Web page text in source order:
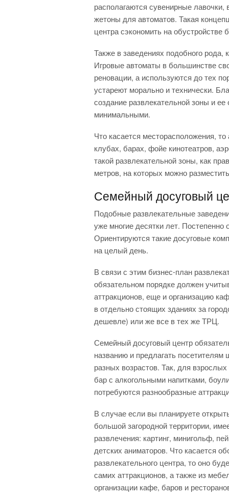
располагаются сувенирные
жетоны для автоматов. Такая
центра сэкономить на обустройстве
Также в заведениях подобного рода,
Игровые автоматы в большинстве
реновации, а используются до тех
устареют морально и технически.
создание развлекательной зоны и
минимальными.
Что касается месторасположения,
клубах, барах, фойе кинотеатров,
такой развлекательной зоны, как
метров, на которых можно
Семейный досуговый
Подобные развлекательные
уже многие десятки лет.
Ориентируются такие досуговые
на целый день.
В связи с этим бизнес-план
обязательном порядке должен
аттракционов, еще и организацию
в отдельно стоящих зданиях за
дешевле) или же все в тех же ТРЦ.
Семейный досуговый центр
названию и предлагать посетителям
разных возрастов. Так, для
бар с алкогольными напитками,
потребуются разнообразные
В случае если вы планируете
большой загородной территории,
развлечения: картинг, минигольф,
детских аниматоров. Что касается
развлекательного центра, то оно
самих аттракционов, а также из
организации кафе, баров и